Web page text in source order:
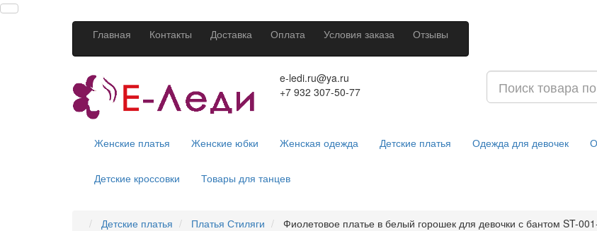
Главная Контакты Доставка Оплата Условия заказа Отзывы
e-ledi.ru@ya.ru
+7 932 307-50-77
Женские платья Женские юбки Женская одежда Детские платья Одежда для девочек
Детские кроссовки Товары для танцев
Детские платья Платья Стиляги Фиолетовое платье в белый горошек для девочки с бантом ST-